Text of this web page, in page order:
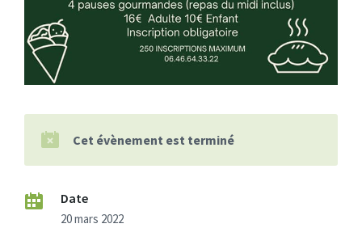
Cet évènement est terminé
Date
20 mars 2022